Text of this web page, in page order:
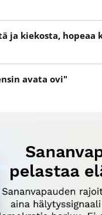
ja kiekosta, hopeaa
avata ovi"